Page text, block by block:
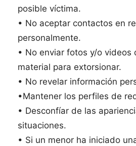
posible víctima.
• No aceptar contactos en
personalmente.
• No enviar fotos y/o
material para extorsionar.
• No revelar información
•Mantener los perfiles de
• Desconfíar de las
situaciones.
• Si un menor ha iniciado